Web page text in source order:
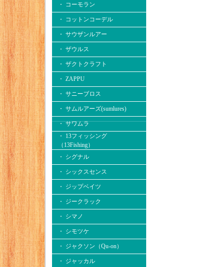
・ コーモラン
・ コットンコーデル
・ サウザンルアー
・ ザウルス
・ ザクトクラフト
・ ZAPPU
・ サニーブロス
・ サムルアーズ(sumlures)
・ サワムラ
・ 13フィッシング
（13Fishing）
・ シグナル
・ シックスセンス
・ ジップベイツ
・ ジークラック
・ シマノ
・ シモツケ
・ ジャクソン（Qu-on）
・ ジャッカル